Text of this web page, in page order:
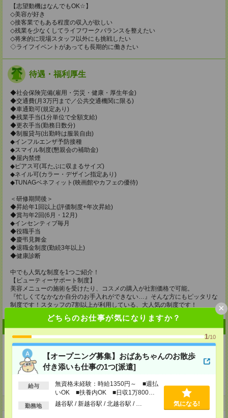
どちらのお仕事が気になりますか？
1/10
【オープニング募集】おばあちゃんのお散歩
付き添いも仕事の1つ[派遣]
給与
無資格未経験：時給1350円～ ■週払
いOK ■扶養内OK ■日収1万800円
以上
勤務地 越谷駅 / 新越谷駅 / 北越谷駅 / … 気になる!
×
【志望動機はなんでもOK☆】
◇美容が好き
◇接客業でもある程度の収入が欲しい
◇残業を少なくしてライフワークバランスを整えたい
◇将来的に現場スタッフ以外にも挑戦したい
◇ライフイベントがあっても長期的に働きたい
待遇・福利厚生
◆社会保険完備(雇用・労災・健康・厚生年金)
◆交通費(月3万円まで／公共交通機関に限る)
◆車通勤可(規定あり)
◆残業手当(1分単位で全額支給)
◆更衣手当(勤務日数分)
◆制服貸与(出勤時は服装自由)
◆インフルエンザ予防接種
◆スマイル制度(懇親会の補助金)
◆屋内禁煙
◆ピアス可(耳たぶに収まるサイズ)
◆ネイル可(カラー・デザイン指定あり)
◆TUNAGベネフィット(映画館やカフェの優待)
＜研修期間後＞
◆昇給年1回以上(評価制度+年次昇給)
◆賞与年2回(6月・12月)
◆インセンティブ毎月
◆役職手当
◆慶弔見舞金
◆退職金制度(勤続3年以上)
◆健康診断
中でも人気な制度を1つご紹介！
【ビューティーサポート制度】
美容メニューの施術を受けたり、コスメの購入が社割価格で可能。
『忙しくてなかなか自分のお手入れができない…』そんな方にもピッタリな
制度です！スタッフの7割以上が利用している、大人気の制度です！
企業情報
医療法人社団メディカルフロンティア（TCB 東京中央美
容外科）
事業内容